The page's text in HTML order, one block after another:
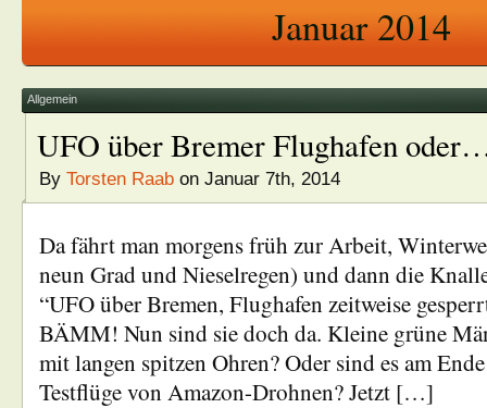
Januar 2014
Allgemein
UFO über Bremer Flughafen
By Torsten Raab on Januar 7th, 2014
Da fährt man morgens früh zur Arbeit,
neun Grad und Nieselregen) und dann die
“UFO über Bremen, Flughafen zeitweise
BÄMM! Nun sind sie doch da. Kleine grüne
mit langen spitzen Ohren? Oder sind es am
Testflüge von Amazon-Drohnen? Jetzt […]